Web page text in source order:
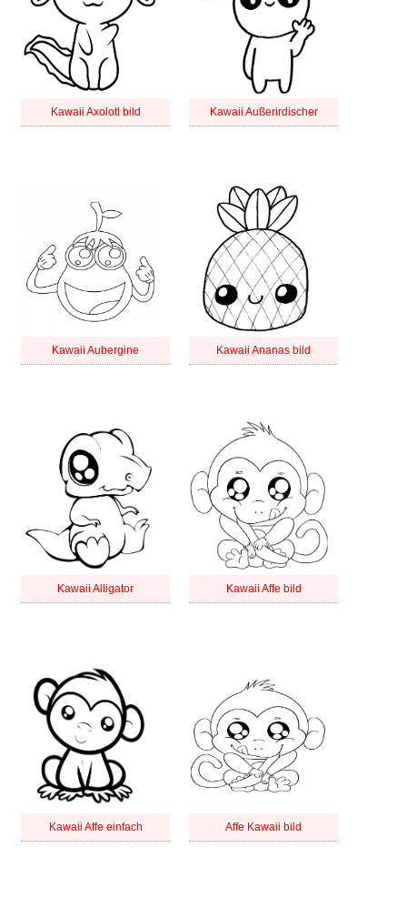
Kawaii Axolotl bild Kawaii Außerirdischer
Kawaii Aubergine Kawaii Ananas bild
Kawaii Alligator Kawaii Affe bild
Kawaii Affe einfach Affe Kawaii bild